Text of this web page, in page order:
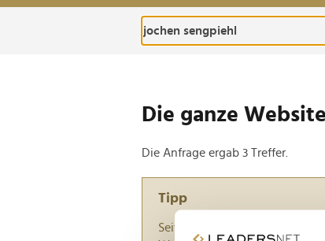
Die ganze
Die Anfrage ergab 3 Treffer.
Tipp
Seiten suchen, die genau